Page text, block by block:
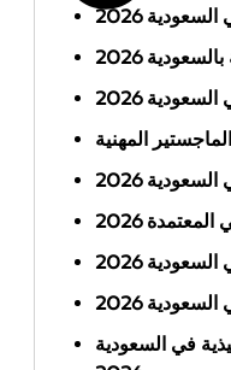
2026
2026
2026
المهنية
2026
2026
2026
2026
في السعودية